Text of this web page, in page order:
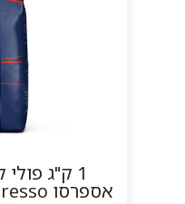
1 ק"ג
אספרסו Lavazza Gran Espresso